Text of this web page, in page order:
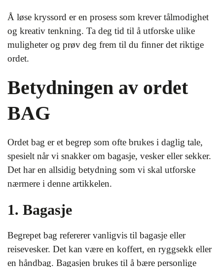
Å løse kryssord er en prosess som krever tålmodighet
og kreativ tenkning. Ta deg tid til å utforske ulike
muligheter og prøv deg frem til du finner det riktige
ordet.
Betydningen av ordet
BAG
Ordet bag er et begrep som ofte brukes i daglig tale,
spesielt når vi snakker om bagasje, vesker eller sekker.
Det har en allsidig betydning som vi skal utforske
nærmere i denne artikkelen.
1. Bagasje
Begrepet bag refererer vanligvis til bagasje eller
reisevesker. Det kan være en koffert, en ryggsekk eller
en håndbag. Bagasjen brukes til å bære personlige